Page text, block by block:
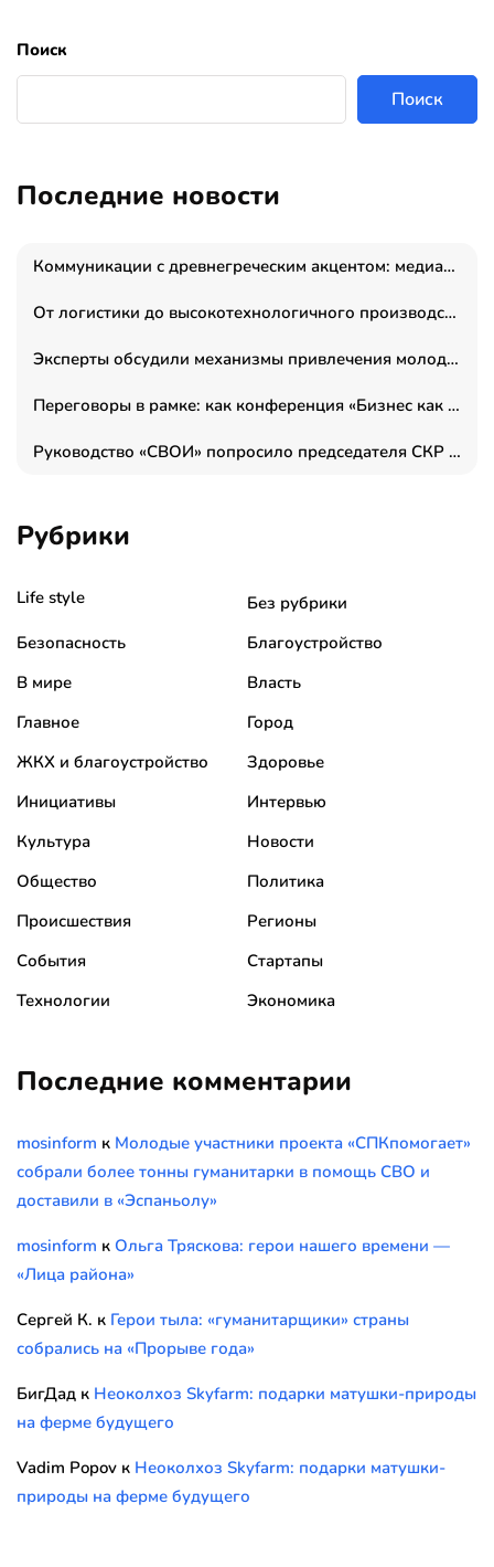
Поиск
Поиск
Последние новости
Коммуникации с древнегреческим акцентом: медиаменеджер и журналист Владимир Дергачев запустил коммуникационное агентство «Сократ 2.0»
От логистики до высокотехнологичного производства: как основатель “гагаринга” выстраивает экосистему безопасности и гражданских БПЛА
Эксперты обсудили механизмы привлечения молодых специалистов в промышленные города
Переговоры в рамке: как конференция «Бизнес как искусство» переформатирует деловой этикет в стенах ТПП РФ
Руководство «СВОИ» попросило председателя СКР дать правовую оценку обысков в тыловом штабе
Рубрики
Life style
Без рубрики
Безопасность
Благоустройство
В мире
Власть
Главное
Город
ЖКХ и благоустройство
Здоровье
Инициативы
Интервью
Культура
Новости
Общество
Политика
Происшествия
Регионы
События
Стартапы
Технологии
Экономика
Последние комментарии
mosinform к Молодые участники проекта «СПКпомогает»
собрали более тонны гуманитарки в помощь СВО и
доставили в «Эспаньолу»
mosinform к Ольга Тряскова: герои нашего времени —
«Лица района»
Сергей К. к Герои тыла: «гуманитарщики» страны
собрались на «Прорыве года»
БигДад к Неоколхоз Skyfarm: подарки матушки-природы
на ферме будущего
Vadim Popov к Неоколхоз Skyfarm: подарки матушки-
природы на ферме будущего